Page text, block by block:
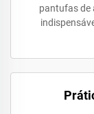
pantufas de